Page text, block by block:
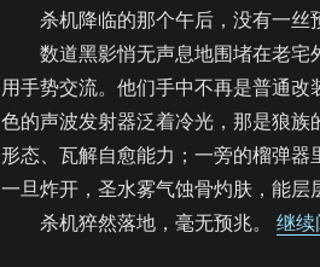
杀机降临的那个午后，没有一丝
数道黑影悄无声息地围堵在老宅
用手势交流。他们手中不再是普通
色的声波发射器泛着冷光，那是狼
形态、瓦解自愈能力；一旁的榴弹器
一旦炸开，圣水雾气蚀骨灼肤，能层
杀机猝然落地，毫无预兆。 继续